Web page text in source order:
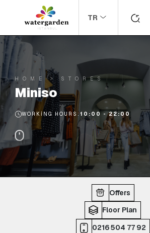
TR
HOME STORES
Miniso
WORKING HOURS:10:00 - 22:00
Offers
Floor Plan
0216 504 77 92